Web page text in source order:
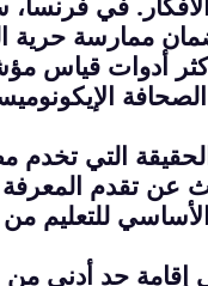
ممارسة حرية
أدوات قياس
التي تخدم
عن تقدم المعرفة
للتعليم من